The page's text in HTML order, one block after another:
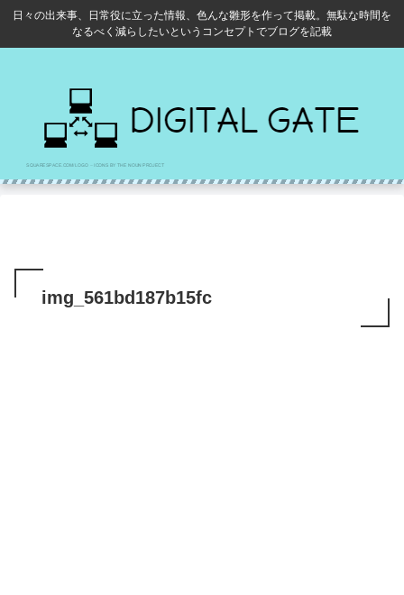
日々の出来事、日常役に立った情報、色んな雛形を作って掲載。無駄な時間を
なるべく減らしたいというコンセプトでブログを記載
img_561bd187b15fc